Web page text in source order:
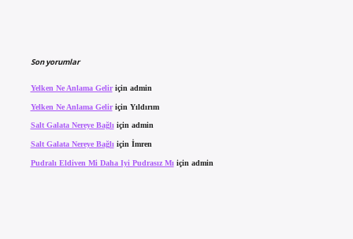
Son yorumlar
Yelken Ne Anlama Geliriçin admin
Yelken Ne Anlama Geliriçin Yıldırım
Salt Galata Nereye Bağlıiçin admin
Salt Galata Nereye Bağlı için İmren
Pudralı Eldiven Mi Daha Iyi Pudrasız Mı için admin